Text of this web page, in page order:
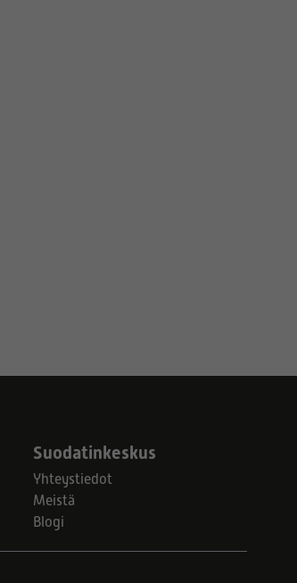
Suodatinkeskus
Yhteystiedot
Meistä
Blogi